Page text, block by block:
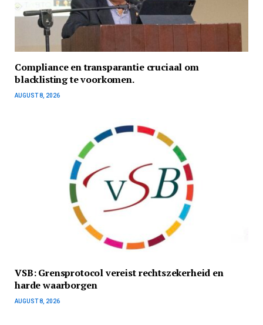
Compliance en transparantie cruciaal om
blacklisting te voorkomen.
AUGUST 8, 2026
VSB: Grensprotocol vereist rechtszekerheid en
harde waarborgen
AUGUST 8, 2026